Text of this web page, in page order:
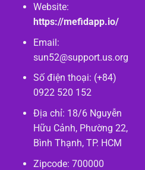
Website:
https://mefidapp.io/
Email:
sun52@support.us.org
Số điện thoại: (+84)
0922 520 152
Địa chỉ: 18/6 Nguyễn
Hữu Cảnh, Phường 22,
Bình Thạnh, TP. HCM
Zipcode: 700000